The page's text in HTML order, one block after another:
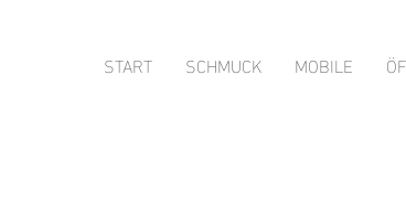
START SCHMUCK MOBILE